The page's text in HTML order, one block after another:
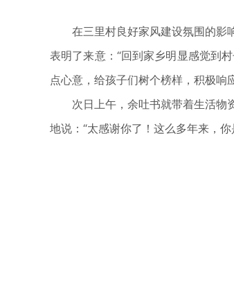
在三里村良好家风建设氛围的影响
表明了来意：“回到家乡明显感觉到
点心意，给孩子们树个榜样，积极响
次日上午，余吐书就带着生活物资
地说：“太感谢你了！这么多年来，